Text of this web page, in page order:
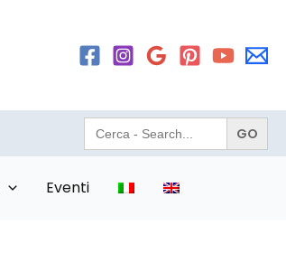
Search
for:
Eventi